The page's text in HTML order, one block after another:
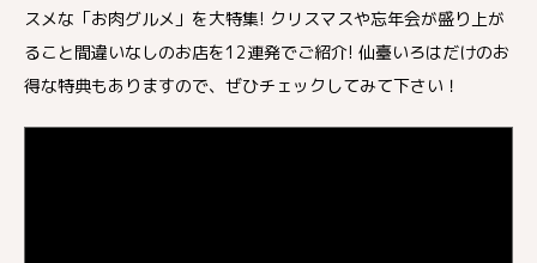
スメな「お肉グルメ」を大特集! クリスマスや忘年会が盛り上が
ること間違いなしのお店を12連発でご紹介! 仙臺いろはだけのお
得な特典もありますので、ぜひチェックしてみて下さい！